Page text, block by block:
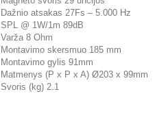
Dažnio atsakas 27Fs – 5.000 Hz
SPL @ 1W/1m 89dB
Varža 8 Ohm
Montavimo skersmuo 185 mm
Montavimo gylis 91mm
Matmenys (P x P x A) Ø203 x 99mm
Svoris (kg) 2.1